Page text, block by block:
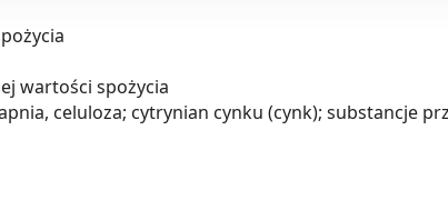
wartości spożycia
celuloza; cytrynian cynku (cynk); substancje